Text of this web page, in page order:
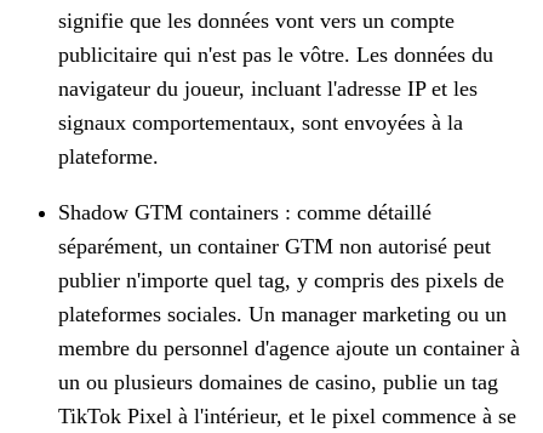
signifie que les données vont vers un compte
publicitaire qui n'est pas le vôtre. Les données du
navigateur du joueur, incluant l'adresse IP et les
signaux comportementaux, sont envoyées à la
plateforme.
Shadow GTM containers : comme détaillé
séparément, un container GTM non autorisé peut
publier n'importe quel tag, y compris des pixels de
plateformes sociales. Un manager marketing ou un
membre du personnel d'agence ajoute un container à
un ou plusieurs domaines de casino, publie un tag
TikTok Pixel à l'intérieur, et le pixel commence à se